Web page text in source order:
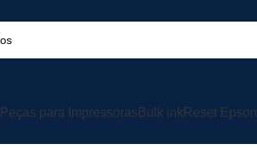
Peças para Impressoras Bulk ink Reset Epson